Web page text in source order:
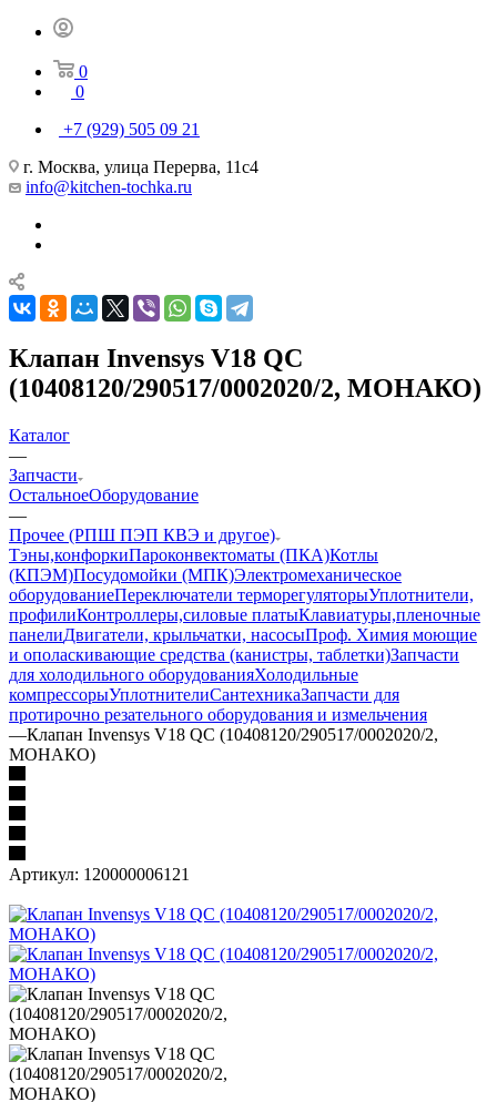
0
0
+7 (929) 505 09 21
г. Москва, улица Перерва, 11с4
info@kitchen-tochka.ru
Клапан Invensys V18 QC
(10408120/290517/0002020/2, МОНАКО)
Каталог
—
Запчасти
ОстальноеОборудование
—
Прочее (РПШ ПЭП КВЭ и другое)
Тэны,конфоркиПароконвектоматы (ПКА)Котлы
(КПЭМ)Посудомойки (МПК)Электромеханическое
оборудованиеПереключатели терморегуляторыУплотнители,
профилиКонтроллеры,силовые платыКлавиатуры,пленочные
панелиДвигатели, крыльчатки, насосыПроф. Химия моющие
и ополаскивающие средства (канистры, таблетки)Запчасти
для холодильного оборудованияХолодильные
компрессорыУплотнителиСантехникаЗапчасти для
протирочно резательного оборудования и измельчения
—Клапан Invensys V18 QC (10408120/290517/0002020/2,
МОНАКО)
Артикул: 120000006121